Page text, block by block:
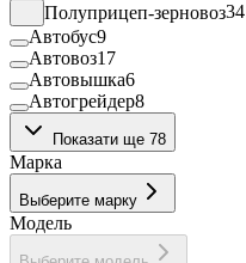
Полуприцеп-зерновоз34
Автобус9
Автовоз17
Автовышка6
Автогрейдер8
Автомобильный кран
Автоцистерна 2
Асенізатор
Асфальтоукладач
Бензовоз3
Бетононасос1
Бетоносмеситель
Показати ще 78
Марка
Выберите марку
Модель